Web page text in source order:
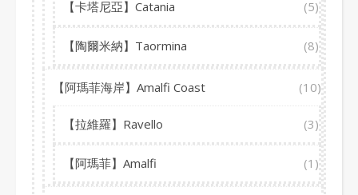
【卡塔尼亞】Catania (5)
【陶爾米納】Taormina (8)
【阿瑪菲海岸】Amalfi Coast (10)
【拉維羅】Ravello (3)
【阿瑪菲】Amalfi (1)